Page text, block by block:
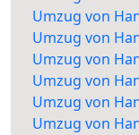
Umzug von
Umzug von
Umzug von
Umzug von
Umzug von
Umzug von